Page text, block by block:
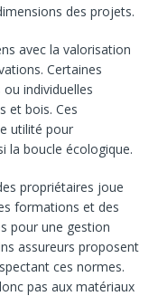
des projets.
avec la valorisation
Certaines
individuelles
et bois. Ces
utilité pour
la boucle écologique.
propriétaires joue
formations et des
pour une gestion
assureurs proposent
ces normes.
pas aux matériaux